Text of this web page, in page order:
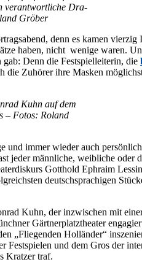
ver­ant­wort­li­che Dra­
Gröber
denn es ka­men
ha­ben, nicht we­ni­ge wa­ren.
gab: Denn die Fest­spiel­lei­te­rin, die
die Zu­hö­rer ihre Mas­ken
Kuhn auf dem
– Fo­tos: Ro­land
und im­mer wie­der auch
je­der männ­li­che, weib­li­che
Gott­hold Ephra­im
deutsch­spra­chi­gen
Kuhn, der in­zwi­schen mit
Gärt­ner­platz­thea­ter
„Flie­gen­den Hol­län­der“
Fest­spie­len und dem Gros der
Krat­zer traf.